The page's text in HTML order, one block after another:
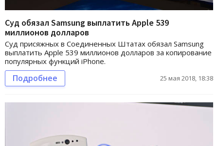
Суд обязал Samsung выплатить Apple 539
миллионов долларов
Суд присяжных в Соединенных Штатах обязал Samsung
выплатить Apple 539 миллионов долларов за копирование
популярных функций iPhone.
Подробнее 25 мая 2018, 18:38